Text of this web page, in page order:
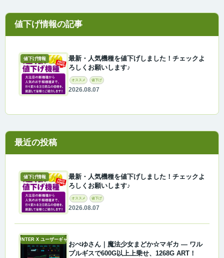
値下げ情報
最新・人気機種を値下げしました！チェックよ
ろしくお願いします♪
オススメ 値下げ
2026.08.07
最近の投稿
値下げ情報
最新・人気機種を値下げしました！チェックよ
ろしくお願いします♪
オススメ 値下げ
2026.08.07
A-COUNTER X ユーザーギャラリー
おぺゆさん｜魔法少女まどか☆マギカ ― ワル
プルギスで600G以上上乗せ、1268G ART！